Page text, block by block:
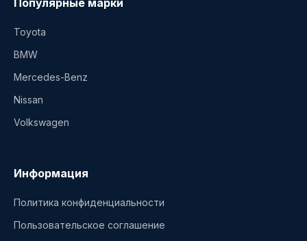
Популярные марки
Toyota
BMW
Mercedes-Benz
Nissan
Volkswagen
Информация
Политика конфиденциальности
Пользовательское соглашение